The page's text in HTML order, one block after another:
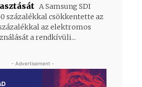
A Samsung SDI
százalékkal csökkentette az
az elektromos
a rendkívüli...
- Advertisement -